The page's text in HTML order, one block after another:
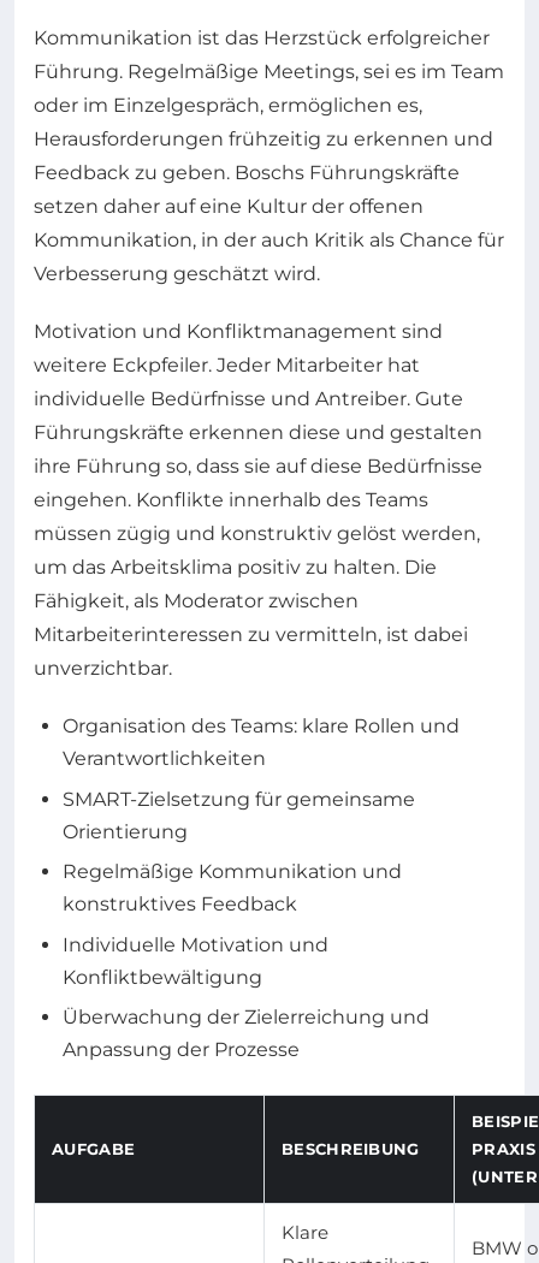
Kommunikation ist das Herzstück erfolgreicher
Führung. Regelmäßige Meetings, sei es im Team
oder im Einzelgespräch, ermöglichen es,
Herausforderungen frühzeitig zu erkennen und
Feedback zu geben. Boschs Führungskräfte
setzen daher auf eine Kultur der offenen
Kommunikation, in der auch Kritik als Chance für
Verbesserung geschätzt wird.
Motivation und Konfliktmanagement sind
weitere Eckpfeiler. Jeder Mitarbeiter hat
individuelle Bedürfnisse und Antreiber. Gute
Führungskräfte erkennen diese und gestalten
ihre Führung so, dass sie auf diese Bedürfnisse
eingehen. Konflikte innerhalb des Teams
müssen zügig und konstruktiv gelöst werden,
um das Arbeitsklima positiv zu halten. Die
Fähigkeit, als Moderator zwischen
Mitarbeiterinteressen zu vermitteln, ist dabei
unverzichtbar.
Organisation des Teams: klare Rollen und
Verantwortlichkeiten
SMART-Zielsetzung für gemeinsame
Orientierung
Regelmäßige Kommunikation und
konstruktives Feedback
Individuelle Motivation und
Konfliktbewältigung
Überwachung der Zielerreichung und
Anpassung der Prozesse
AUFGABE BESCHREIBUNG
PRAXIS
Klare
BMW